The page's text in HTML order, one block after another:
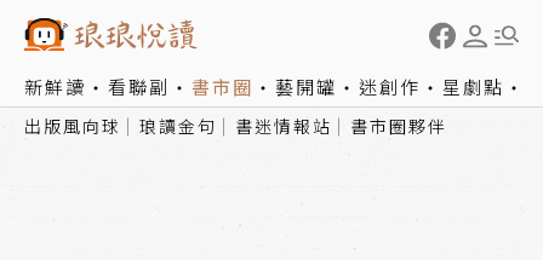
新鮮讀 看聯副 書市圈 藝開罐 迷創作 星劇點
出版風向球 琅讀金句 書迷情報站 書市圈夥伴